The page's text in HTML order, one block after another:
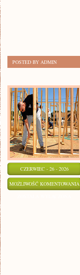
POSTED BY ADMIN
CZERWIEC - 26 - 2026
MOŻLIWOŚĆ KOMENTOWANIA